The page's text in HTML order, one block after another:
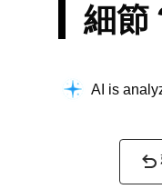
細節
Searching